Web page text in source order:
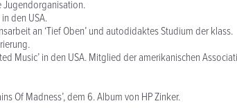
Jugendorganisation.
den USA.
an ‘Tief Oben’ und autodidaktes Studium der klass.
Music’ in den USA. Mitglied der amerikanischen
Of Madness’, dem 6. Album von HP Zinker.